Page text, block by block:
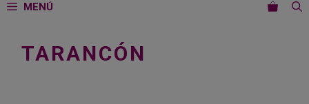
MENÚ
TARANCÓN